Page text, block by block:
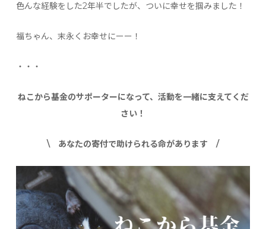
色んな経験をした2年半でしたが、ついに幸せを掴みました！
福ちゃん、末永くお幸せにーー！
・・・
ねこから基金のサポーターになって、活動を一緒に支えてくだ
さい！
\ あなたの寄付で助けられる命があります /